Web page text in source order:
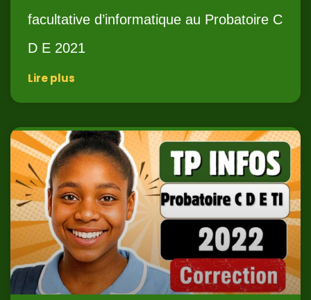
facultative d’informatique au Probatoire C
D E 2021
Lire plus